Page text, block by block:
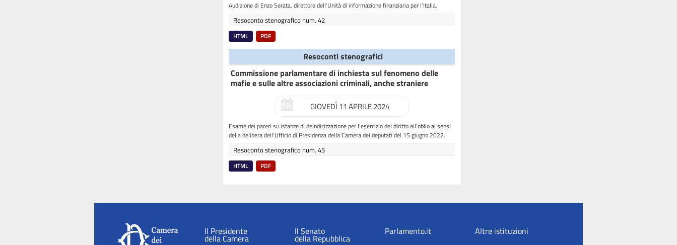
Audizione di Enzo Serata, direttore dell'Unità di informazione finanziaria per l'Italia.
Resoconto stenografico num. 42
HTML PDF
Resoconti stenografici
Commissione parlamentare di inchiesta sul fenomeno delle
mafie e sulle altre associazioni criminali, anche straniere
GIOVEDÌ 11 APRILE 2024
Esame dei pareri su istanze di deindicizzazione per l'esercizio del diritto all'oblio ai sensi
della delibera dell'Ufficio di Presidenza della Camera dei deputati del 15 giugno 2022.
Resoconto stenografico num. 45
HTML PDF
Il Presidente
della Camera
Il Senato
della Repubblica
Parlamento.it Altre istituzioni